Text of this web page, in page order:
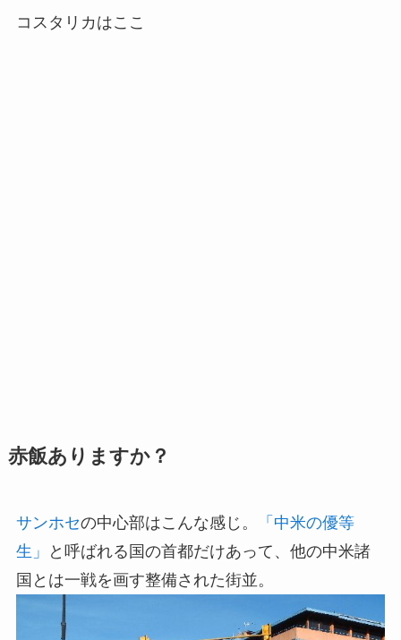
コスタリカはここ
赤飯ありますか？
サンホセの中心部はこんな感じ。
「中米の優等
生」
と呼ばれる国の首都だけあって、他の中米諸
国とは一戦を画す整備された街並。